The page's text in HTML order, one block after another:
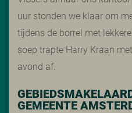
uur stonden we klaar om
tijdens de borrel met
soep trapte Harry Kraan
avond af.
GEMEENTE